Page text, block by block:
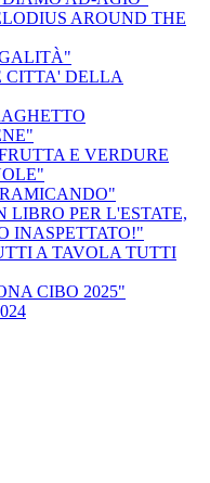
AROUND THE
CITTA' DELLA
E VERDURE
LIBRO PER L'ESTATE,
INASPETTATO!"
A TAVOLA TUTTI
CIBO 2025"